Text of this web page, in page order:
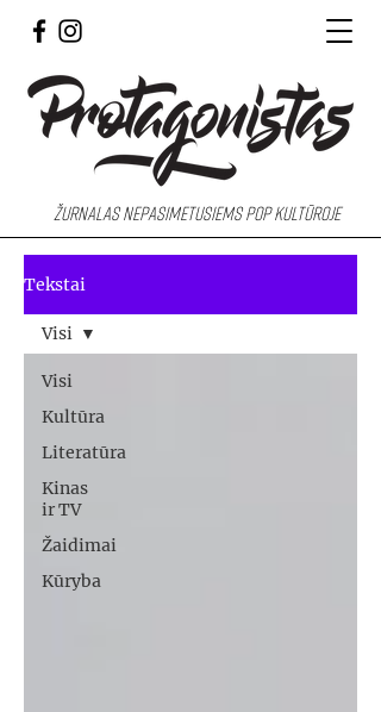
Žurnalas nepasimetusiems pop kultūroje
Tekstai
Visi
Kultūra
Literatūra
Kinas
ir TV
Žaidimai
Kūryba
Visi